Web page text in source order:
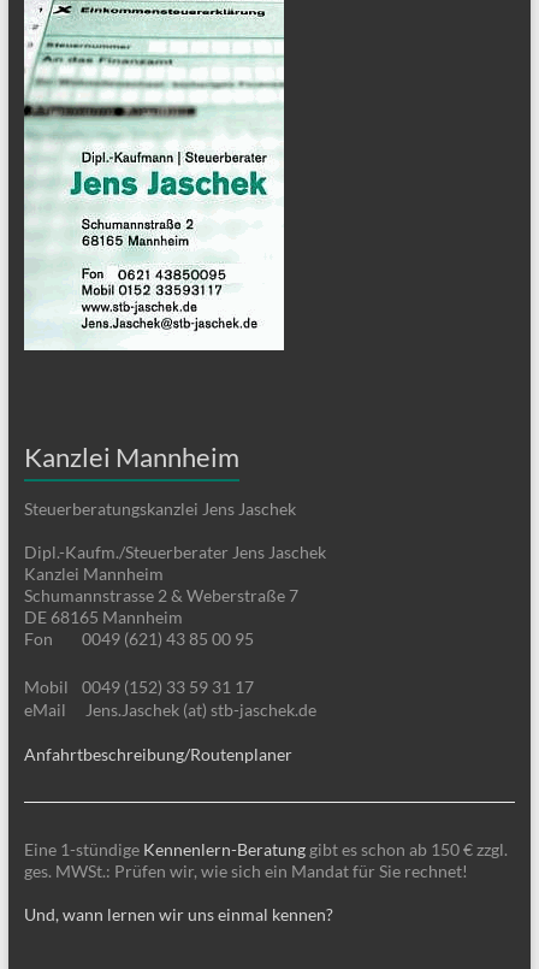
Kanzlei Mannheim
Steuerberatungskanzlei Jens Jaschek
Dipl.-Kaufm./Steuerberater Jens Jaschek
Kanzlei Mannheim
Schumannstrasse 2 & Weberstraße 7
DE 68165 Mannheim
Fon
0049 (621) 43 85 00 95
Mobil
0049 (152) 33 59 31 17
eMail
Jens.Jaschek (at) stb-jaschek.de
Anfahrtbeschreibung/Routenplaner
Eine 1-stündige Kennenlern-Beratunggibt es schon ab 150 € zzgl.
ges. MWSt.: Prüfen wir, wie sich ein Mandat für Sie rechnet!
Und, wann lernen wir uns einmal kennen?